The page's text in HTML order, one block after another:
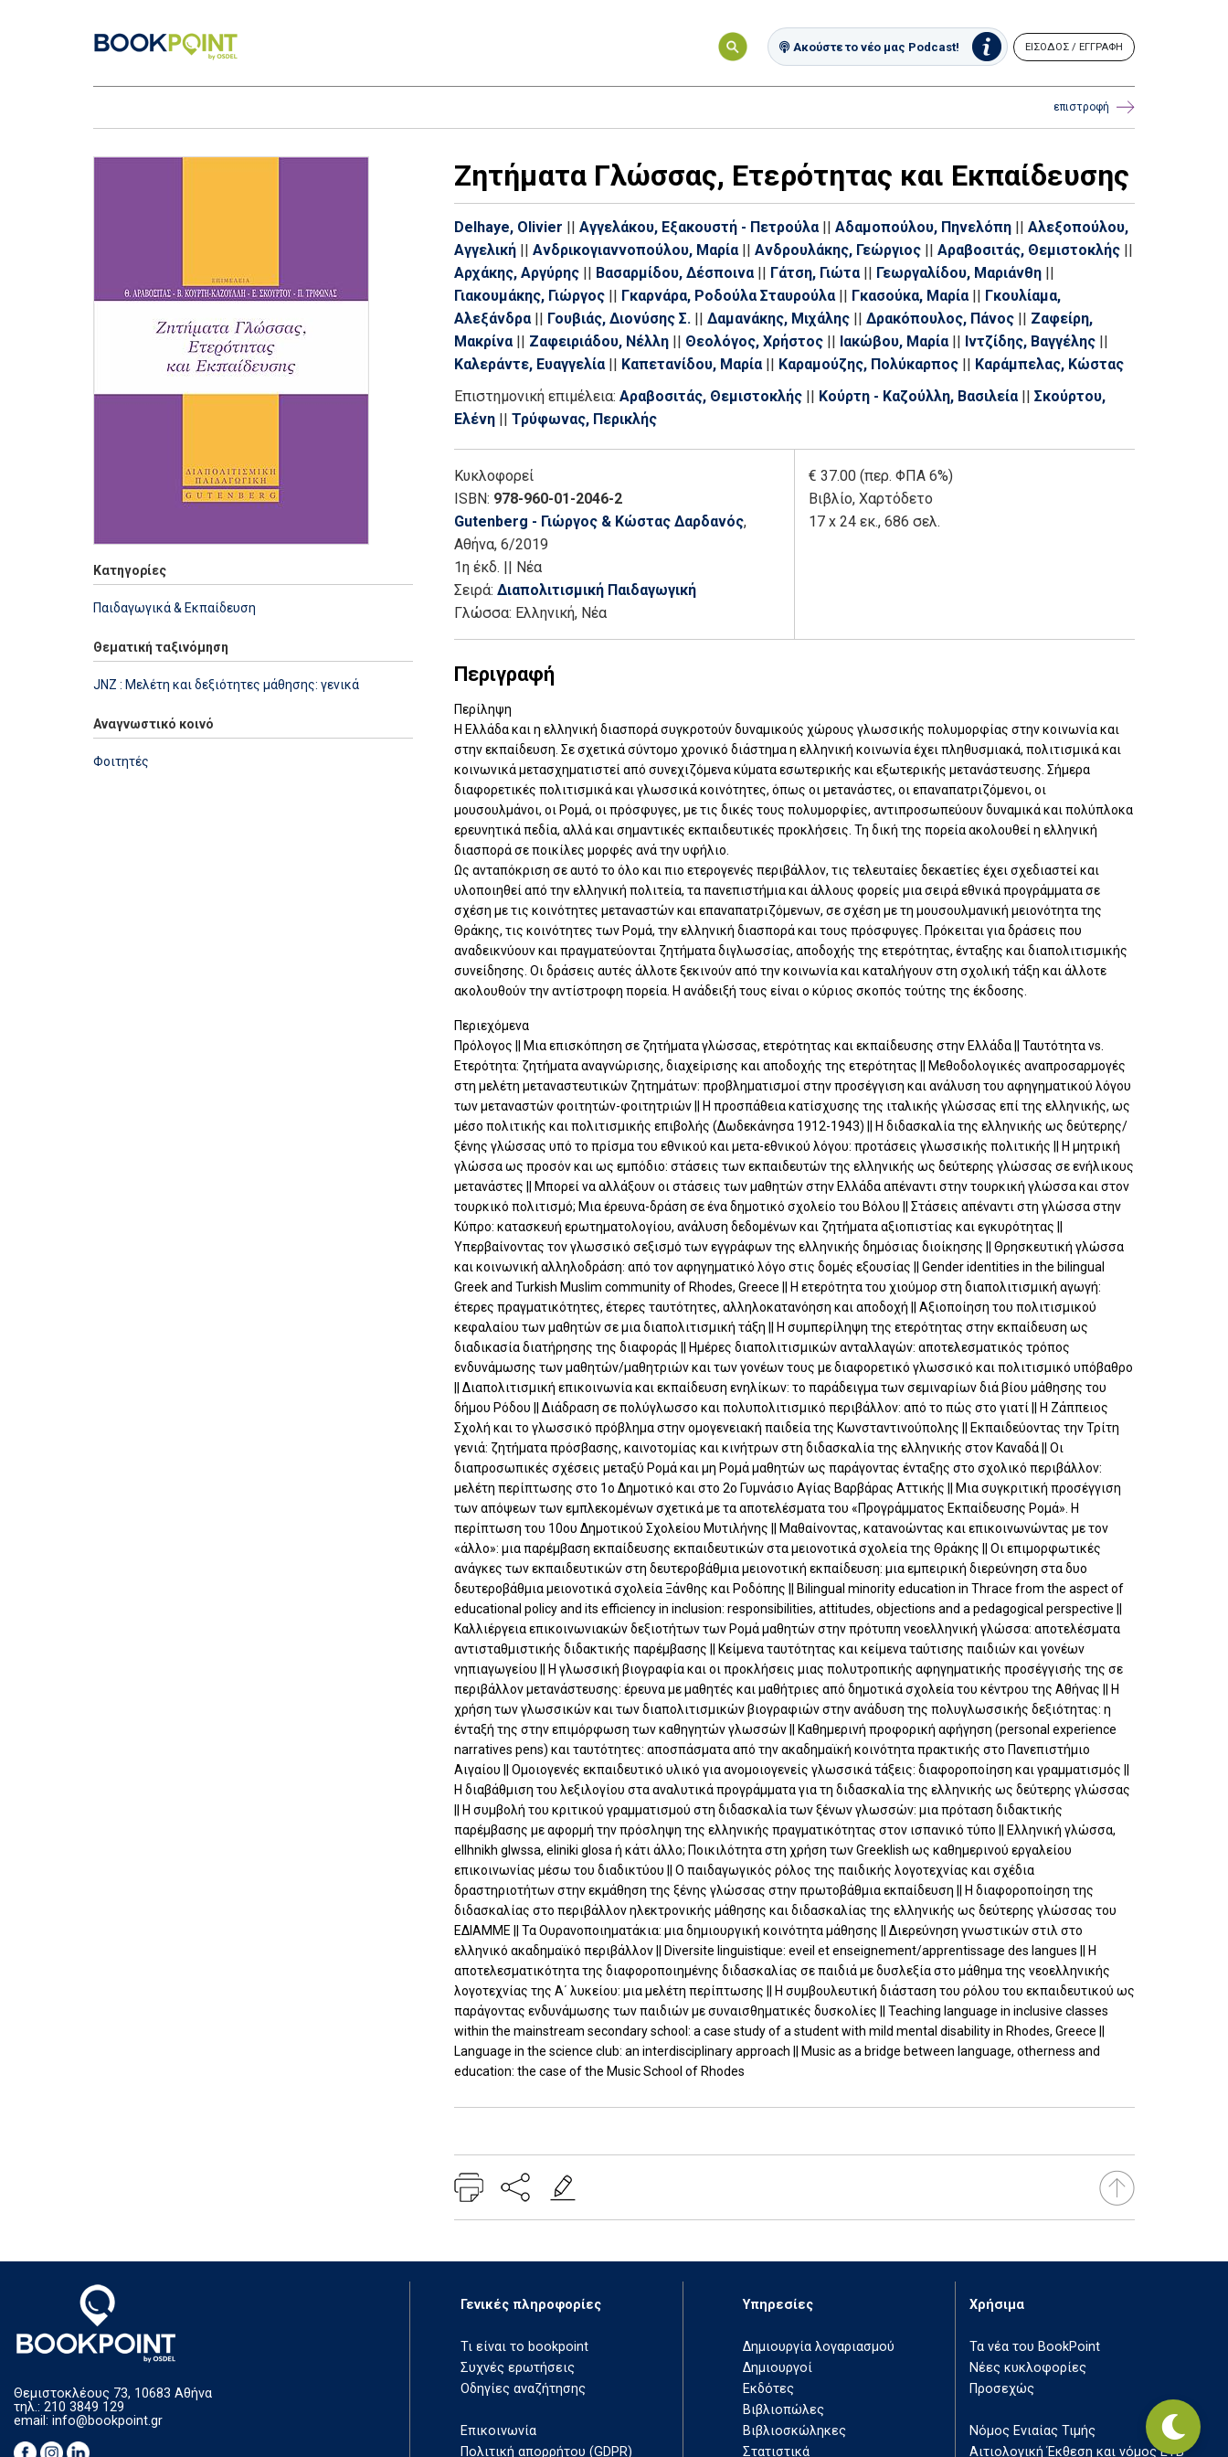
Ακούστε το νέο μας Podcast! ΕΙΣΟΔΟΣ / ΕΓΓΡΑΦΗ
επιστροφή
Κατηγορίες
Παιδαγωγικά & Εκπαίδευση
Θεματική ταξινόμηση
JNZ : Μελέτη και δεξιότητες μάθησης: γενικά
Αναγνωστικό κοινό
Φοιτητές
Ζητήματα Γλώσσας, Ετερότητας και Εκπαίδευσης
Delhaye, Olivier || Αγγελάκου, Εξακουστή - Πετρούλα || Αδαμοπούλου, Πηνελόπη || Αλεξοπούλου,
Αγγελική || Ανδρικογιαννοπούλου, Μαρία || Ανδρουλάκης, Γεώργιος || Αραβοσιτάς, Θεμιστοκλής ||
Αρχάκης, Αργύρης || Βασαρμίδου, Δέσποινα || Γάτση, Γιώτα || Γεωργαλίδου, Μαριάνθη ||
Γιακουμάκης, Γιώργος || Γκαρνάρα, Ροδούλα Σταυρούλα || Γκασούκα, Μαρία || Γκουλίαμα,
Αλεξάνδρα || Γουβιάς, Διονύσης Σ. || Δαμανάκης, Μιχάλης || Δρακόπουλος, Πάνος || Ζαφείρη,
Μακρίνα || Ζαφειριάδου, Νέλλη || Θεολόγος, Χρήστος || Ιακώβου, Μαρία || Ιντζίδης, Βαγγέλης ||
Καλεράντε, Ευαγγελία || Καπετανίδου, Μαρία || Καραμούζης, Πολύκαρπος || Καράμπελας, Κώστας
||
Καραντζόλα, Ελένη Κατσαδώρος, Γεώργιος Κ. || Κομπιάδου, Εύη || Κοντάκος, Αναστάσιος
Κουκούλη, Μαγδαληνή
Κουντούρη, Καλλιόπη Κουντούρης, Αναστάσιος
Κούρτη - Καζούλλη,
Βασιλεία
|| Κοψίδου, Ιωάννα ||
Λαμπροπούλου, Σοφία || Μάγος, Κώστας || Μαλλιαρού, Μαριαρένα || Μαρκογιαννάκης, Γεώργιος ||
Ματζάρη, Ζαφειρώ
Μουσούρη, Ευαγγελία || Μπαργιάμη, Ιωάννα
Μπατσαλιά, Φρειδερίκη
Μπεκιάρη-Παντελάρα, Μαρίκα || Νικολάου, Ελένη Ν., επίκουρη
καθηγήτρια
|| Ορφανίδη, Ιόλη || Παναγιωτίδου, Βικτώρια || Παναγοπούλου, Άννα
Παρασκευή ||
Ελένη
Σιμόπουλος, Γιώργος
Ι. || Στύλου, Γεωργία, συγγραφέας ||
Μιχάλης || Τσιμπιδάκη, Ασημίνα Θ.
Μάριος || Φουλίδη, Ξανθίππη || Χανιωτάκης, Νίκος || Χατζηδάκη, Ασπασία || Χατζηπαναγιωτίδη,
Επιστημονική επιμέλεια: Αραβοσιτάς, Θεμιστοκλής || Κούρτη - Καζούλλη, Βασιλεία || Σκούρτου,
Ελένη || Τρύφωνας, Περικλής
Κυκλοφορεί
ISBN: 978-960-01-2046-2
Gutenberg - Γιώργος & Κώστας Δαρδανός,
Αθήνα, 6/2019
1η έκδ. || Νέα
Σειρά: Διαπολιτισμική Παιδαγωγική
Γλώσσα: Ελληνική, Νέα
€ 37.00 (περ. ΦΠΑ 6%)
Βιβλίο, Χαρτόδετο
17 x 24 εκ., 686 σελ.
Περιγραφή
Περίληψη
Η Ελλάδα και η ελληνική διασπορά συγκροτούν δυναμικούς χώρους γλωσσικής πολυμορφίας στην κοινωνία και
στην εκπαίδευση. Σε σχετικά σύντομο χρονικό διάστημα η ελληνική κοινωνία έχει πληθυσμιακά, πολιτισμικά και
κοινωνικά μετασχηματιστεί από συνεχιζόμενα κύματα εσωτερικής και εξωτερικής μετανάστευσης. Σήμερα
διαφορετικές πολιτισμικά και γλωσσικά κοινότητες, όπως οι μετανάστες, οι επαναπατριζόμενοι, οι
μουσουλμάνοι, οι Ρομά, οι πρόσφυγες, με τις δικές τους πολυμορφίες, αντιπροσωπεύουν δυναμικά και πολύπλοκα
ερευνητικά πεδία, αλλά και σημαντικές εκπαιδευτικές προκλήσεις. Τη δική της πορεία ακολουθεί η ελληνική
διασπορά σε ποικίλες μορφές ανά την υφήλιο.
Ως ανταπόκριση σε αυτό το όλο και πιο ετερογενές περιβάλλον, τις τελευταίες δεκαετίες έχει σχεδιαστεί και
υλοποιηθεί από την ελληνική πολιτεία, τα πανεπιστήμια και άλλους φορείς μια σειρά εθνικά προγράμματα σε
σχέση με τις κοινότητες μεταναστών και επαναπατριζόμενων, σε σχέση με τη μουσουλμανική μειονότητα της
Θράκης, τις κοινότητες των Ρομά, την ελληνική διασπορά και τους πρόσφυγες. Πρόκειται για δράσεις που
αναδεικνύουν και πραγματεύονται ζητήματα διγλωσσίας, αποδοχής της ετερότητας, ένταξης και διαπολιτισμικής
συνείδησης. Οι δράσεις αυτές άλλοτε ξεκινούν από την κοινωνία και καταλήγουν στη σχολική τάξη και άλλοτε
ακολουθούν την αντίστροφη πορεία. Η ανάδειξή τους είναι ο κύριος σκοπός τούτης της έκδοσης.
Περιεχόμενα
Πρόλογος || Μια επισκόπηση σε ζητήματα γλώσσας, ετερότητας και εκπαίδευσης στην Ελλάδα || Ταυτότητα vs.
Ετερότητα: ζητήματα αναγνώρισης, διαχείρισης και αποδοχής της ετερότητας || Μεθοδολογικές αναπροσαρμογές
στη μελέτη μεταναστευτικών ζητημάτων: προβληματισμοί στην προσέγγιση και ανάλυση του αφηγηματικού λόγου
των μεταναστών φοιτητών-φοιτητριών || Η προσπάθεια κατίσχυσης της ιταλικής γλώσσας επί της ελληνικής, ως
μέσο πολιτικής και πολιτισμικής επιβολής (Δωδεκάνησα 1912-1943) || Η διδασκαλία της ελληνικής ως δεύτερης/
ξένης γλώσσας υπό το πρίσμα του εθνικού και μετα-εθνικού λόγου: προτάσεις γλωσσικής πολιτικής || Η μητρική
γλώσσα ως προσόν και ως εμπόδιο: στάσεις των εκπαιδευτών της ελληνικής ως δεύτερης γλώσσας σε ενήλικους
μετανάστες || Μπορεί να αλλάξουν οι στάσεις των μαθητών στην Ελλάδα απέναντι στην τουρκική γλώσσα και στον
τουρκικό πολιτισμό; Μια έρευνα-δράση σε ένα δημοτικό σχολείο του Βόλου || Στάσεις απέναντι στη γλώσσα στην
Κύπρο: κατασκευή ερωτηματολογίου, ανάλυση δεδομένων και ζητήματα αξιοπιστίας και εγκυρότητας ||
Υπερβαίνοντας τον γλωσσικό σεξισμό των εγγράφων της ελληνικής δημόσιας διοίκησης || Θρησκευτική γλώσσα
και κοινωνική αλληλοδράση: από τον αφηγηματικό λόγο στις δομές εξουσίας || Gender identities in the bilingual
Greek and Turkish Muslim community of Rhodes, Greece || Η ετερότητα του χιούμορ στη διαπολιτισμική αγωγή:
έτερες πραγματικότητες, έτερες ταυτότητες, αλληλοκατανόηση και αποδοχή || Αξιοποίηση του πολιτισμικού
κεφαλαίου των μαθητών σε μια διαπολιτισμική τάξη || Η συμπερίληψη της ετερότητας στην εκπαίδευση ως
διαδικασία διατήρησης της διαφοράς || Ημέρες διαπολιτισμικών ανταλλαγών: αποτελεσματικός τρόπος
ενδυνάμωσης των μαθητών/μαθητριών και των γονέων τους με διαφορετικό γλωσσικό και πολιτισμικό υπόβαθρο
|| Διαπολιτισμική επικοινωνία και εκπαίδευση ενηλίκων: το παράδειγμα των σεμιναρίων διά βίου μάθησης του
δήμου Ρόδου || Διάδραση σε πολύγλωσσο και πολυπολιτισμικό περιβάλλον: από το πώς στο γιατί || H Ζάππειος
Σχολή και το γλωσσικό πρόβλημα στην ομογενειακή παιδεία της Κωνσταντινούπολης || Εκπαιδεύοντας την Τρίτη
γενιά: ζητήματα πρόσβασης, καινοτομίας και κινήτρων στη διδασκαλία της ελληνικής στον Καναδά || Οι
διαπροσωπικές σχέσεις μεταξύ Ρομά και μη Ρομά μαθητών ως παράγοντας ένταξης στο σχολικό περιβάλλον:
μελέτη περίπτωσης στο 1ο Δημοτικό και στο 2ο Γυμνάσιο Αγίας Βαρβάρας Αττικής || Μια συγκριτική προσέγγιση
των απόψεων των εμπλεκομένων σχετικά με τα αποτελέσματα του «Προγράμματος Εκπαίδευσης Ρομά». Η
περίπτωση του 10ου Δημοτικού Σχολείου Μυτιλήνης || Μαθαίνοντας, κατανοώντας και επικοινωνώντας με τον
«άλλο»: μια παρέμβαση εκπαίδευσης εκπαιδευτικών στα μειονοτικά σχολεία της Θράκης || Οι επιμορφωτικές
ανάγκες των εκπαιδευτικών στη δευτεροβάθμια μειονοτική εκπαίδευση: μια εμπειρική διερεύνηση στα δυο
δευτεροβάθμια μειονοτικά σχολεία Ξάνθης και Ροδόπης || Bilingual minority education in Thrace from the aspect of
educational policy and its efficiency in inclusion: responsibilities, attitudes, objections and a pedagogical perspective ||
Καλλιέργεια επικοινωνιακών δεξιοτήτων των Ρομά μαθητών στην πρότυπη νεοελληνική γλώσσα: αποτελέσματα
αντισταθμιστικής διδακτικής παρέμβασης || Κείμενα ταυτότητας και κείμενα ταύτισης παιδιών και γονέων
νηπιαγωγείου || Η γλωσσική βιογραφία και οι προκλήσεις μιας πολυτροπικής αφηγηματικής προσέγγισής της σε
περιβάλλον μετανάστευσης: έρευνα με μαθητές και μαθήτριες από δημοτικά σχολεία του κέντρου της Αθήνας || Η
χρήση των γλωσσικών και των διαπολιτισμικών βιογραφιών στην ανάδυση της πολυγλωσσικής δεξιότητας: η
ένταξή της στην επιμόρφωση των καθηγητών γλωσσών || Καθημερινή προφορική αφήγηση (personal experience
narratives pens) και ταυτότητες: αποσπάσματα από την ακαδημαϊκή κοινότητα πρακτικής στο Πανεπιστήμιο
Αιγαίου || Ομοιογενές εκπαιδευτικό υλικό για ανομοιογενείς γλωσσικά τάξεις: διαφοροποίηση και γραμματισμός ||
Η διαβάθμιση του λεξιλογίου στα αναλυτικά προγράμματα για τη διδασκαλία της ελληνικής ως δεύτερης γλώσσας
|| Η συμβολή του κριτικού γραμματισμού στη διδασκαλία των ξένων γλωσσών: μια πρόταση διδακτικής
παρέμβασης με αφορμή την πρόσληψη της ελληνικής πραγματικότητας στον ισπανικό τύπο || Ελληνική γλώσσα,
ellhnikh glwssa, eliniki glosa ή κάτι άλλο; Ποικιλότητα στη χρήση των Greeklish ως καθημερινού εργαλείου
επικοινωνίας μέσω του διαδικτύου || Ο παιδαγωγικός ρόλος της παιδικής λογοτεχνίας και σχέδια
δραστηριοτήτων στην εκμάθηση της ξένης γλώσσας στην πρωτοβάθμια εκπαίδευση || Η διαφοροποίηση της
διδασκαλίας στο περιβάλλον ηλεκτρονικής μάθησης και διδασκαλίας της ελληνικής ως δεύτερης γλώσσας του
ΕΔΙΑΜΜΕ || Τα Ουρανοποιηματάκια: μια δημιουργική κοινότητα μάθησης || Διερεύνηση γνωστικών στιλ στο
ελληνικό ακαδημαϊκό περιβάλλον || Diversite linguistique: eveil et enseignement/apprentissage des langues || Η
αποτελεσματικότητα της διαφοροποιημένης διδασκαλίας σε παιδιά με δυσλεξία στο μάθημα της νεοελληνικής
λογοτεχνίας της Α΄ λυκείου: μια μελέτη περίπτωσης || Η συμβουλευτική διάσταση του ρόλου του εκπαιδευτικού ως
παράγοντας ενδυνάμωσης των παιδιών με συναισθηματικές δυσκολίες || Teaching language in inclusive classes
within the mainstream secondary school: a case study of a student with mild mental disability in Rhodes, Greece ||
Language in the science club: an interdisciplinary approach || Music as a bridge between language, otherness and
education: the case of the Music School of Rhodes
Θεμιστοκλέους 73, 10683 Αθήνα
τηλ.: 210 3849 129
email: info@bookpoint.gr
Γενικές πληροφορίες
Τι είναι το bookpoint
Συχνές ερωτήσεις
Οδηγίες αναζήτησης
Επικοινωνία
Πολιτική απορρήτου (GDPR)
Υπηρεσίες
Δημιουργία λογαριασμού
Δημιουργοί
Εκδότες
Βιβλιοπώλες
Βιβλιοσκώληκες
Στατιστικά
Χρήσιμα
Τα νέα του BookPoint
Νέες κυκλοφορίες
Προσεχώς
Νόμος Ενιαίας Τιμής
Αιτιολογική Έκθεση και νόμος ΕΤΒ